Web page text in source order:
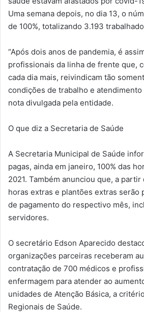
Uma semana depois, no dia 13, o
de 100%, totalizando 3.193
“Após dois anos de pandemia, é
profissionais da linha de frente que,
cada dia mais, reivindicam tão
condições de trabalho e atendimento
nota divulgada pela entidade.
O que diz a Secretaria de Saúde
A Secretaria Municipal de Saúde
pagas, ainda em janeiro, 100% das
2021. Também anunciou que, a partir
horas extras e plantões extras serão
de pagamento do respectivo mês,
servidores.
O secretário Edson Aparecido
organizações parceiras receberam
contratação de 700 médicos e
enfermagem para atender ao
unidades de Atenção Básica, a
Regionais de Saúde.